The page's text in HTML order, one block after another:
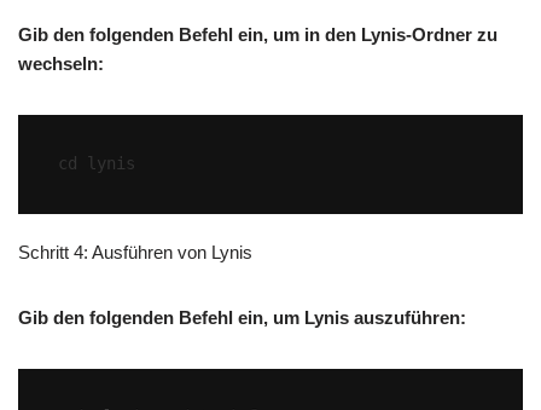
Gib den folgenden Befehl ein, um in den Lynis-Ordner zu
wechseln:
Schritt 4: Ausführen von Lynis
Gib den folgenden Befehl ein, um Lynis auszuführen: